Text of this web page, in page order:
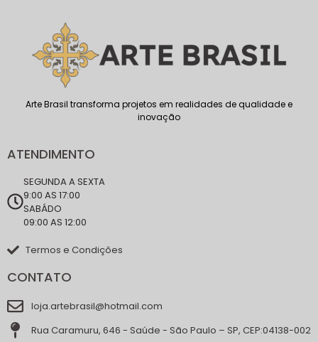
Arte Brasil transforma projetos em realidades de qualidade e
inovação
ATENDIMENTO
SEGUNDA A SEXTA
9:00 AS 17:00
SABÁDO
09:00 AS 12:00
Termos e Condições
CONTATO
loja.artebrasil@hotmail.com
Rua Caramuru, 646 - Saúde - São Paulo – SP, CEP:04138-002